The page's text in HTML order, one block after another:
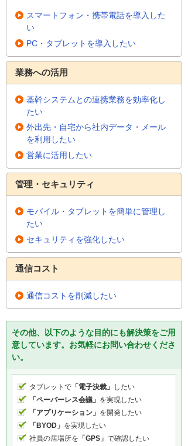
スマートフォン・携帯電話を導入した
い
PC・タブレットを導入したい
業務への活用
基幹システムとの連携業務を効率化し
たい
外出先・自宅から社内データ・メール
を利用したい
営業に活用したい
管理・セキュリティ
モバイル・タブレットを簡単に管理し
たい
セキュリティを強化したい
通信コスト
通信コストを削減したい
その他、以下のような目的にも解決策をご用
意しています。お気軽にお問い合わせくださ
い。
タブレットで 「電子決裁」 したい
「ペーパーレス会議」 を実現したい
「アプリケーション」 を開発したい
「BYOD」 を実現したい
社員の居場所を 「GPS」 で確認したい